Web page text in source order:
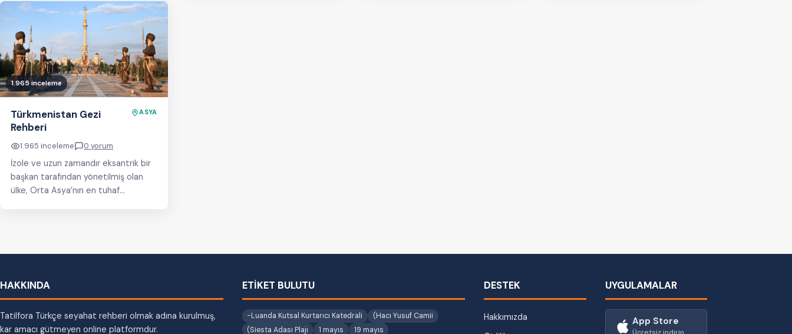
1.965 inceleme
Türkmenistan Gezi
Rehberi
ASYA
1.965 inceleme 0 yorum
İzole ve uzun zamandır eksantrik bir
başkan tarafından yönetilmiş olan
ülke, Orta Asya’nın en tuhaf
HAKKINDA
Tatilfora Türkçe seyahat rehberi olmak adına kurulmuş,
kar amacı gütmeyen online platformdur.
ETİKET BULUTU
-Luanda Kutsal Kurtarıcı Katedrali
(Hacı Yusuf Camii
(Siesta Adası Plajı
1 mayıs 19 mayıs
DESTEK
Hakkımızda
UYGULAMALAR
App Store